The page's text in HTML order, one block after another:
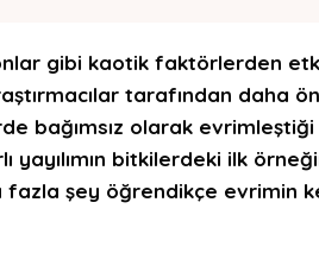
gibi kaotik faktörlerden
tarafından daha
bağımsız olarak evrimleştiği
bitkilerdeki ilk
fazla şey öğrendikçe evrimin